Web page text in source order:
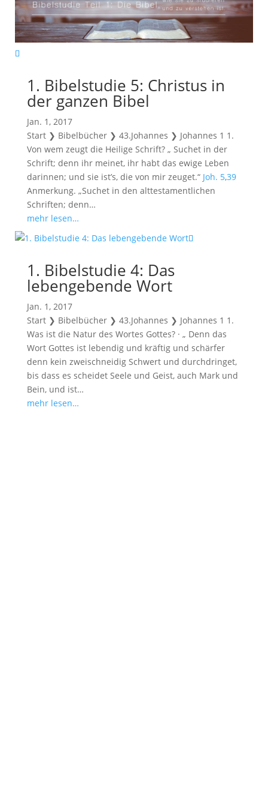
1. Bibelstudie 5: Christus in
der ganzen Bibel
Jan. 1, 2017
Start ❯ Bibelbücher ❯ 43.Johannes ❯ Johannes 1 1.
Von wem zeugt die Heilige Schrift? „ Suchet in der
Schrift; denn ihr meinet, ihr habt das ewige Leben
darinnen; und sie ist’s, die von mir zeuget.“ Joh. 5,39
Anmerkung. „Suchet in den alttestamentlichen
Schriften; denn…
mehr lesen…
1. Bibelstudie 4: Das
lebengebende Wort
Jan. 1, 2017
Start ❯ Bibelbücher ❯ 43.Johannes ❯ Johannes 1 1.
Was ist die Natur des Wortes Gottes? · „ Denn das
Wort Gottes ist lebendig und kräftig und schärfer
denn kein zweischneidig Schwert und durchdringet,
bis dass es scheidet Seele und Geist, auch Mark und
Bein, und ist…
mehr lesen…